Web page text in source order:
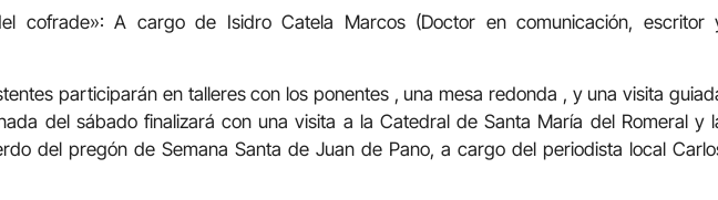
cofrade»: A cargo de Isidro Catela Marcos (Doctor en comunicación, escritor
participarán en talleres con los ponentes , una mesa redonda , y una visita
del sábado finalizará con una visita a la Catedral de Santa María del Romeral y
del pregón de Semana Santa de Juan de Pano, a cargo del periodista local